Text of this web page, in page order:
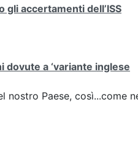
accertamenti dell’ISS
dovute a ‘variante inglese
nostro Paese, così...come